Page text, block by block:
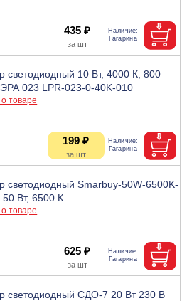
435 ₽
светодиодный 10 Вт, 4000 К, 800
023 LPR-023-0-40K-010
товаре
199 ₽
светодиодный Smarbuy-50W-6500K-
Вт, 6500 К
товаре
625 ₽
светодиодный СДО-7 20 Вт 230 В